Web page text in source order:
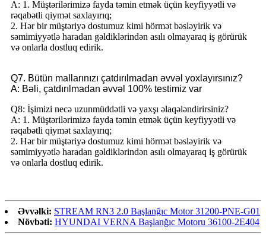
A: 1. Müştərilərimizə fayda təmin etmək üçün keyfiyyətli və
rəqabətli qiymət saxlayırıq;
2. Hər bir müştəriyə dostumuz kimi hörmət bəsləyirik və
səmimiyyətlə haradan gəldiklərindən asılı olmayaraq iş görürük
və onlarla dostluq edirik.
Q7. Bütün mallarınızı çatdırılmadan əvvəl yoxlayırsınız?
A: Bəli, çatdırılmadan əvvəl 100% testimiz var
Q8: İşimizi necə uzunmüddətli və yaxşı əlaqələndirirsiniz?
A: 1. Müştərilərimizə fayda təmin etmək üçün keyfiyyətli və
rəqabətli qiymət saxlayırıq;
2. Hər bir müştəriyə dostumuz kimi hörmət bəsləyirik və
səmimiyyətlə haradan gəldiklərindən asılı olmayaraq iş görürük
və onlarla dostluq edirik.
Əvvəlki: STREAM RN3 2.0 Başlanğıc Motor 31200-PNE-G01
Növbəti: HYUNDAI VERNA Başlanğıc Motoru 36100-2E404